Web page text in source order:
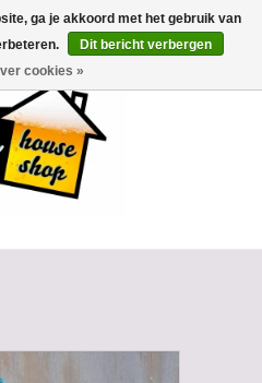
0 Artikelen - €0,00
ga je akkoord met het gebruik van
Dit bericht verbergen
cookies »